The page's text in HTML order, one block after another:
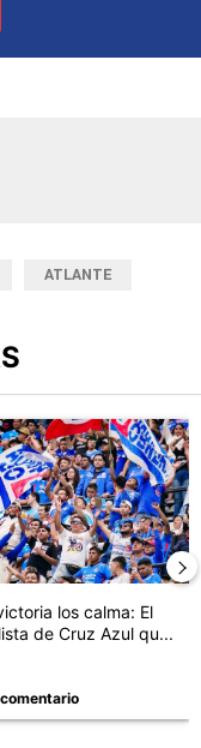
ATLANTE
un detalle clave
de tendencia con el
los calma: El
de Cruz Azul qu...